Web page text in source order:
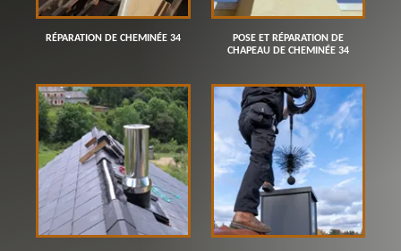
RÉPARATION DE CHEMINÉE 34
POSE ET RÉPARATION DE
CHAPEAU DE CHEMINÉE 34